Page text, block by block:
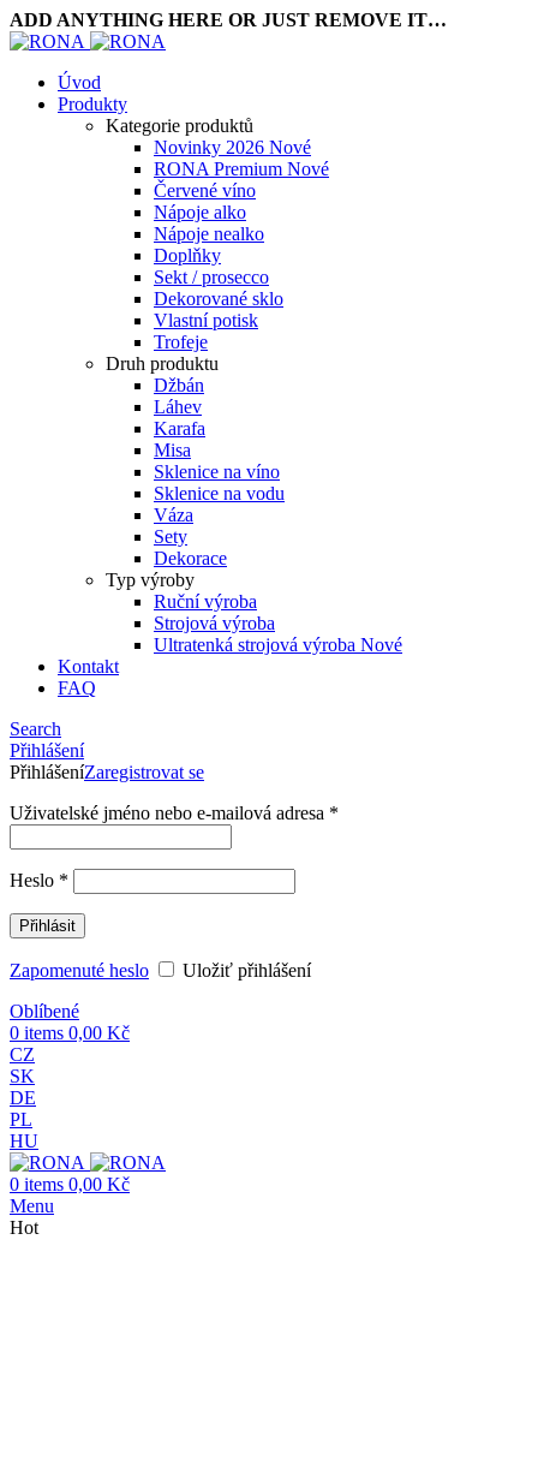
ADD ANYTHING HERE OR JUST REMOVE IT…
Úvod
Produkty
Kategorie produktů
Novinky 2026 Nové
RONA Premium Nové
Červené víno
Nápoje alko
Nápoje nealko
Doplňky
Sekt / prosecco
Dekorované sklo
Vlastní potisk
Trofeje
Druh produktu
Džbán
Láhev
Karafa
Misa
Sklenice na víno
Sklenice na vodu
Váza
Sety
Dekorace
Typ výroby
Ruční výroba
Strojová výroba
Ultratenká strojová výroba Nové
Kontakt
FAQ
Search
Přihlášení
PřihlášeníZaregistrovat se
Uživatelské jméno nebo e-mailová adresa *
Heslo *
Přihlásit
Zapomenuté heslo
Uložiť přihlášení
Oblíbené
0 items 0,00 Kč
CZ
SK
DE
PL
HU
0 items 0,00 Kč
Menu
Hot